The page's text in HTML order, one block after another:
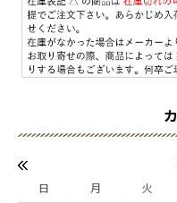
日 月 火